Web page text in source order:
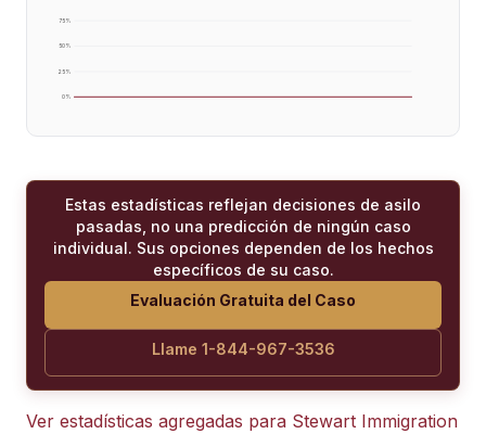
0%
25%
50%
75%
Estas estadísticas reflejan decisiones de asilo
pasadas, no una predicción de ningún caso
individual. Sus opciones dependen de los hechos
específicos de su caso.
Evaluación Gratuita del Caso
Llame 1-844-967-3536
Ver estadísticas agregadas para Stewart Immigration